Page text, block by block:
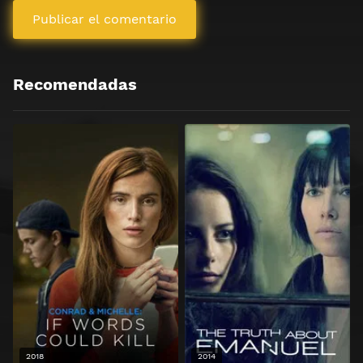
Recomendadas
2018 2014